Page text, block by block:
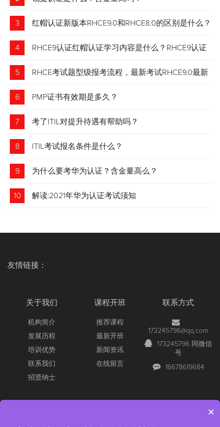
3 红帽认证新版本RHCE9.0和RHCE8.0的区别是什么？
4 RHCE9认证红帽认证学习内容是什么？RHCE9认证
介绍
5 RHCE考试题型级报考流程，最新考试RHCE9.0最新
考试 变化请悉知
6 PMP证书有效期是多久？
7 考了ITIL对提升待遇有帮助吗？
8 ITIL考试报名条件是什么？
9 为什么要考华为认证？含金量高么？
10 解读:2021年华为认证考试须知
友情链接：
关于我们
机构简介
发展历程
培训优势
联系我们
招贤纳士
课程开班
推荐课程
最新开班
新闻资讯
在线留言
联系方式
173245796@qq.com
173245796 同微信
号
16678619684
×